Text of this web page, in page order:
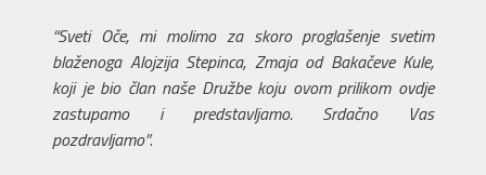
“Sveti Oče, mi molimo za skoro proglašenje svetim
blaženoga Alojzija Stepinca, Zmaja od Bakačeve Kule,
koji je bio član naše Družbe koju ovom prilikom ovdje
zastupamo i predstavljamo. Srdačno Vas
pozdravljamo”.